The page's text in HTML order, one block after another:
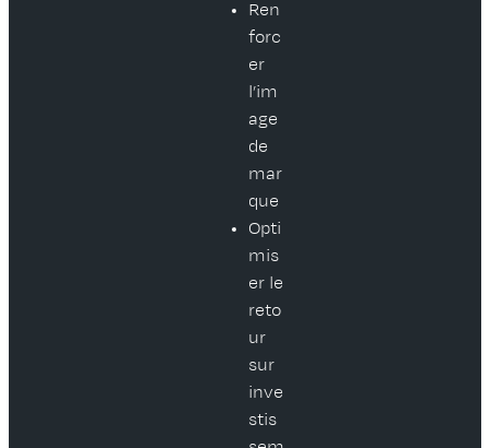
Ren
forc
er
l’im
age
de
mar
que
Opti
mis
er le
reto
ur
sur
inve
stis